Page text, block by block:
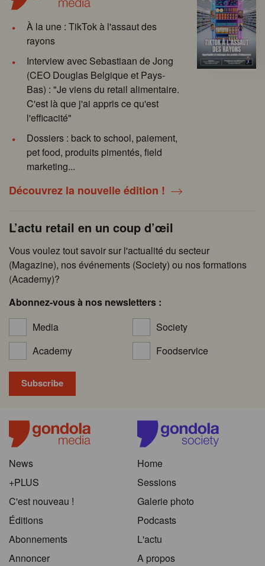
À la une : TikTok à l'assaut des
rayons
Interview avec Sebastiaan de Jong
(CEO Douglas Belgique et Pays-
Bas) : "Je viens du retail alimentaire.
C'est là que j'ai appris ce qu'est
l'efficacité"
Dossiers : back to school, paiement,
pet food, produits pimentés, field
marketing...
Découvrez la nouvelle édition !
L’actu retail en un coup d’œil
Vous voulez tout savoir sur l'actualité du secteur
(Magazine), nos événements (Society) ou nos formations
(Academy)?
Abonnez-vous à nos newsletters :
Media
Society
Academy
Foodservice
News
+PLUS
C'est nouveau !
Éditions
Abonnements
Annoncer
Home
Sessions
Galerie photo
Podcasts
L'actu
A propos